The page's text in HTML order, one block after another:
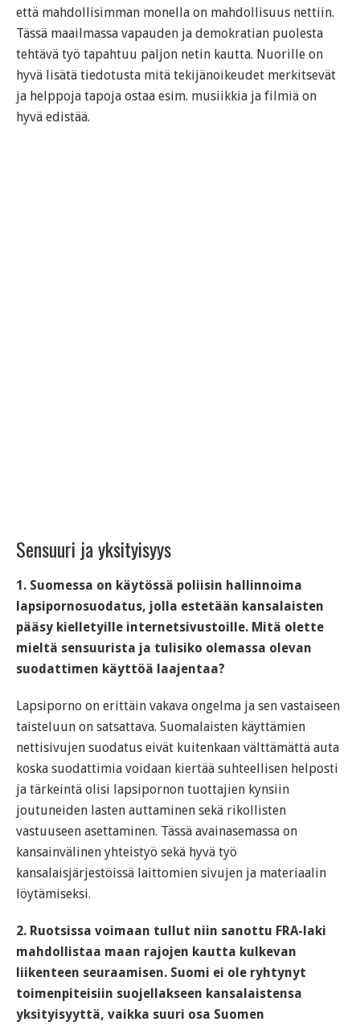
että mahdollisimman monella on mahdollisuus nettiin.
Tässä maailmassa vapauden ja demokratian puolesta
tehtävä työ tapahtuu paljon netin kautta. Nuorille on
hyvä lisätä tiedotusta mitä tekijänoikeudet merkitsevät
ja helppoja tapoja ostaa esim. musiikkia ja filmiä on
hyvä edistää.
Sensuuri ja yksityisyys
1. Suomessa on käytössä poliisin hallinnoima
lapsipornosuodatus, jolla estetään kansalaisten
pääsy kielletyille internetsivustoille. Mitä olette
mieltä sensuurista ja tulisiko olemassa olevan
suodattimen käyttöä laajentaa?
Lapsiporno on erittäin vakava ongelma ja sen vastaiseen
taisteluun on satsattava. Suomalaisten käyttämien
nettisivujen suodatus eivät kuitenkaan välttämättä auta
koska suodattimia voidaan kiertää suhteellisen helposti
ja tärkeintä olisi lapsipornon tuottajien kynsiin
joutuneiden lasten auttaminen sekä rikollisten
vastuuseen asettaminen. Tässä avainasemassa on
kansainvälinen yhteistyö sekä hyvä työ
kansalaisjärjestöissä laittomien sivujen ja materiaalin
löytämiseksi.
2. Ruotsissa voimaan tullut niin sanottu FRA-laki
mahdollistaa maan rajojen kautta kulkevan
liikenteen seuraamisen. Suomi ei ole ryhtynyt
toimenpiteisiin suojellakseen kansalaistensa
yksityisyyttä, vaikka suuri osa Suomen